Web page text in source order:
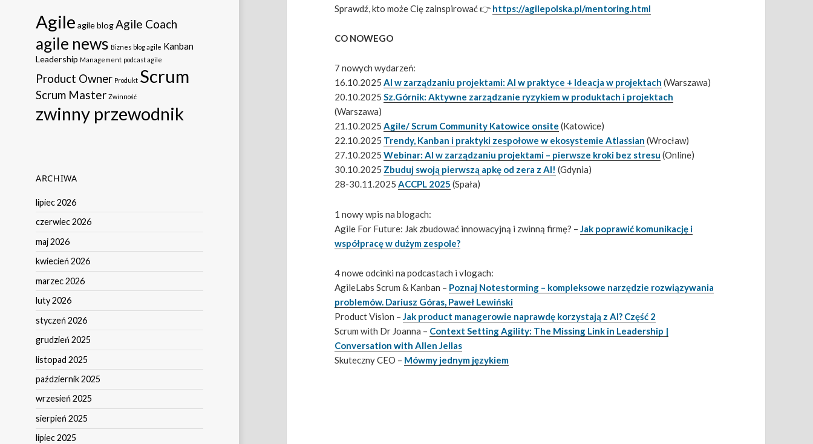
Agile agile blogAgile Coach
agile news Biznes blog agile Kanban
Leadership Management podcast agile
Product Owner Produkt Scrum
Scrum Master Zwinność
zwinny przewodnik
ARCHIWA
lipiec 2026
czerwiec 2026
maj 2026
kwiecień 2026
marzec 2026
luty 2026
styczeń 2026
grudzień 2025
listopad 2025
październik 2025
wrzesień 2025
sierpień 2025
lipiec 2025
Sprawdź, kto może Cię zainspirować 👉 https://agilepolska.pl/mentoring.html
CO NOWEGO
7 nowych wydarzeń:
16.10.2025AI w zarządzaniu projektami: AI w praktyce + Ideacja w projektach (Warszawa)
20.10.2025Sz.Górnik: Aktywne zarządzanie ryzykiem w produktach i projektach
(Warszawa)
21.10.2025Agile/ Scrum Community Katowice onsite (Katowice)
22.10.2025 Trendy, Kanban i praktyki zespołowe w ekosystemie Atlassian (Wrocław)
27.10.2025Webinar: AI w zarządzaniu projektami – pierwsze kroki bez stresu (Online)
30.10.2025 Zbuduj swoją pierwszą apkę od zera z AI! (Gdynia)
28-30.11.2025ACCPL 2025 (Spała)
1 nowy wpis na blogach:
Agile For Future: Jak zbudować innowacyjną i zwinną firmę? – Jak poprawić komunikację i
współpracę w dużym zespole?
4 nowe odcinki na podcastach i vlogach:
AgileLabs Scrum & Kanban – Poznaj Notestorming – kompleksowe narzędzie rozwiązywania
problemów. Dariusz Góras, Paweł Lewiński
Product Vision –Jak product managerowie naprawdę korzystają z AI? Część 2
Scrum with Dr Joanna – Context Setting Agility: The Missing Link in Leadership |
Conversation with Allen Jellas
Skuteczny CEO – Mówmy jednym językiem